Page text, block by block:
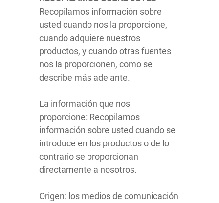
Recopilamos información sobre
usted cuando nos la proporcione,
cuando adquiere nuestros
productos, y cuando otras fuentes
nos la proporcionen, como se
describe más adelante.
La información que nos
proporcione: Recopilamos
información sobre usted cuando se
introduce en los productos o de lo
contrario se proporcionan
directamente a nosotros.
Origen: los medios de comunicación